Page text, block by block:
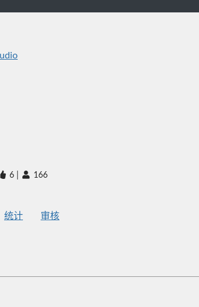
6 166
统计 审核